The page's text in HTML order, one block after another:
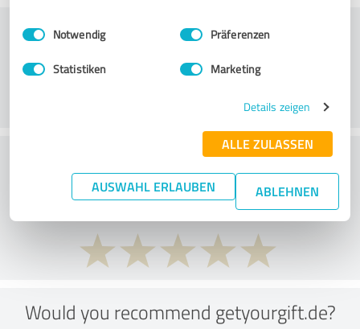
Impressum Datenschutzbestimmungen
Einwilligungsauswahl
Notwendig Präferenzen
Statistiken Marketing
Details zeigen
ALLE ZULASSEN
AUSWAHL ERLAUBEN ABLEHNEN
Kundeservice
What do you think of the price to
performance ratio?
Would you recommend getyourgift.de?